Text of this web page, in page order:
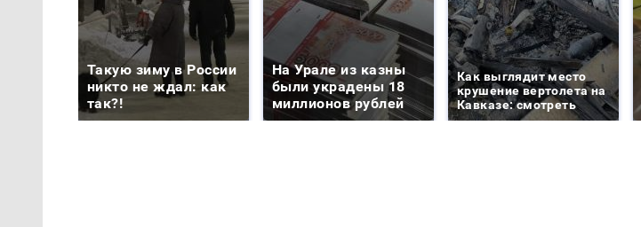
Такую зиму в России
никто не ждал: как
так?!
На Урале из казны
были украдены 18
миллионов рублей
Как выглядит место
крушение вертолета на
Кавказе: смотреть